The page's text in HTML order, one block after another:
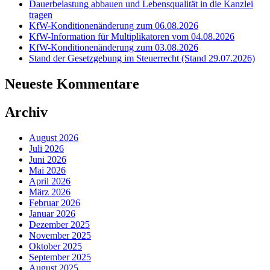
Dauerbelastung abbauen und Lebensqualität in die Kanzlei
tragen
KfW-Konditionenänderung zum 06.08.2026
KfW-Information für Multiplikatoren vom 04.08.2026
KfW-Konditionenänderung zum 03.08.2026
Stand der Gesetzgebung im Steuerrecht (Stand 29.07.2026)
Neueste Kommentare
Archiv
August 2026
Juli 2026
Juni 2026
Mai 2026
April 2026
März 2026
Februar 2026
Januar 2026
Dezember 2025
November 2025
Oktober 2025
September 2025
August 2025